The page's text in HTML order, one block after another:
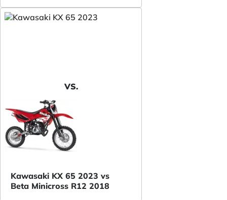
VS.
Kawasaki KX 65 2023 vs
Beta Minicross R12 2018